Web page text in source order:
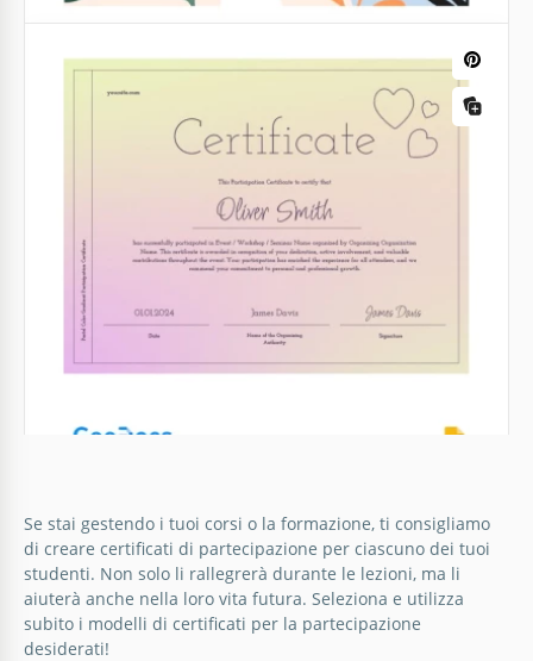
puoi scaricare gratuitamente. Ha un aspetto
abbastanza insolito che rende particolarmente
Certificato di partecipazione tropicale
Trasporta i tuoi destinatari in un paradiso di
riconoscimento con il nostro modello di Certificato di
Partecipazione Tropicale.
Google Docs
Certificato di partecipazione con sfondo
a gradiente di colori pastello
Celebra i successi con un tocco di perfezione
Se stai gestendo i tuoi corsi o la formazione, ti consigliamo
di creare certificati di partecipazione per ciascuno dei tuoi
studenti. Non solo li rallegrerà durante le lezioni, ma li
aiuterà anche nella loro vita futura. Seleziona e utilizza
subito i modelli di certificati per la partecipazione
desiderati!